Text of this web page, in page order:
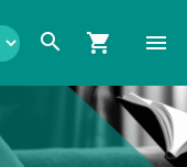
search shopping_cart menu